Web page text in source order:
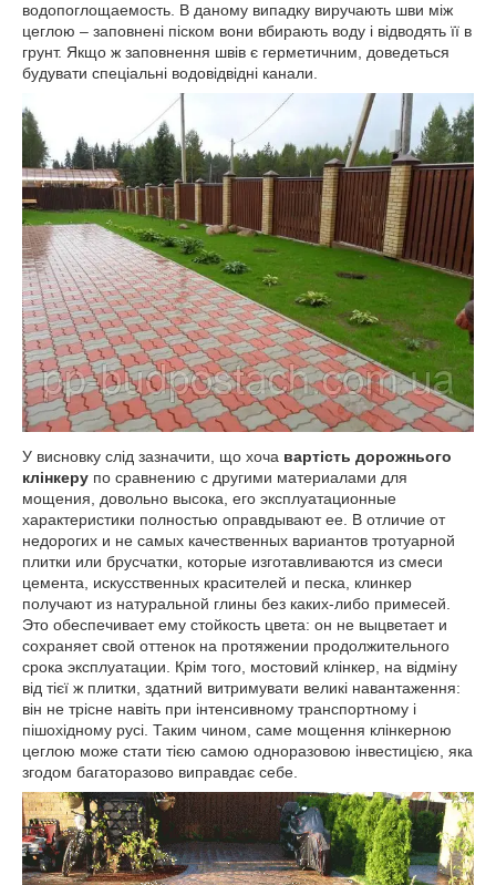
водопоглощаемость. В даному випадку виручають шви між
цеглою – заповнені піском вони вбирають воду і відводять її в
грунт. Якщо ж заповнення швів є герметичним, доведеться
будувати спеціальні водовідвідні канали.
У висновку слід зазначити, що хоча вартість дорожнього
клінкеру по сравнению с другими материалами для
мощения, довольно высока, его эксплуатационные
характеристики полностью оправдывают ее. В отличие от
недорогих и не самых качественных вариантов тротуарной
плитки или брусчатки, которые изготавливаются из смеси
цемента, искусственных красителей и песка, клинкер
получают из натуральной глины без каких-либо примесей.
Это обеспечивает ему стойкость цвета: он не выцветает и
сохраняет свой оттенок на протяжении продолжительного
срока эксплуатации. Крім того, мостовий клінкер, на відміну
від тієї ж плитки, здатний витримувати великі навантаження:
він не трісне навіть при інтенсивному транспортному і
пішохідному русі. Таким чином, саме мощення клінкерною
цеглою може стати тією самою одноразовою інвестицією, яка
згодом багаторазово виправдає себе.